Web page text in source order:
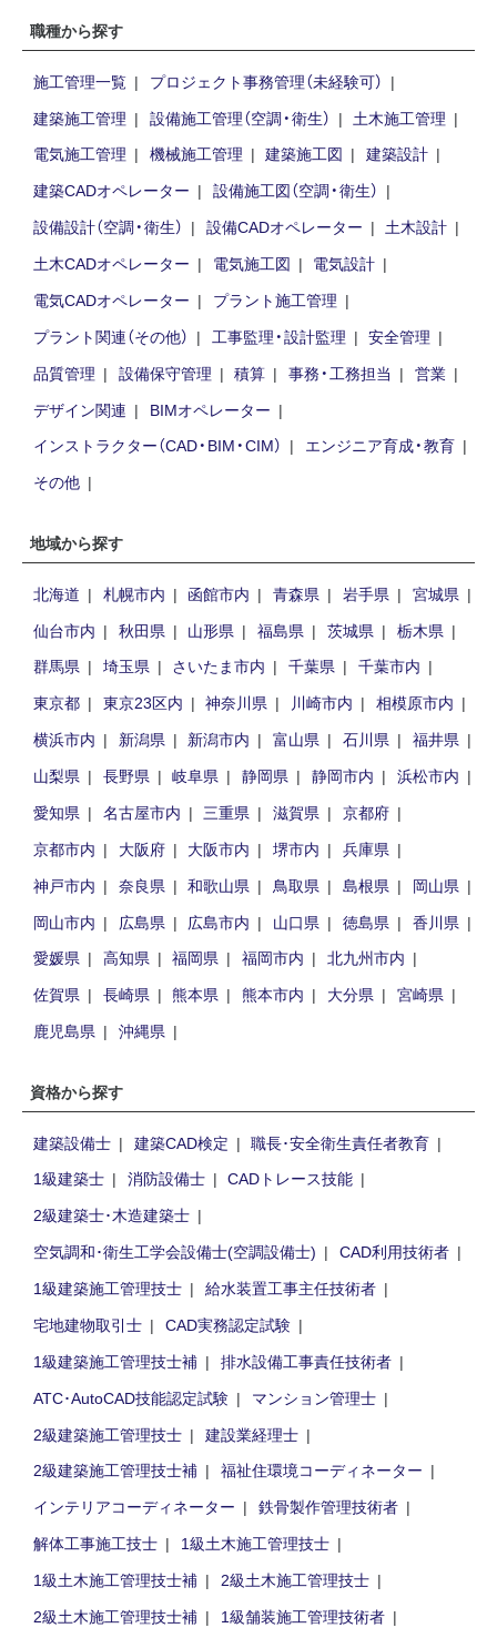
職種から探す
施工管理一覧
プロジェクト事務管理（未経験可）
建築施工管理
設備施工管理（空調・衛生）
土木施工管理
電気施工管理
機械施工管理 建築施工図
建築設計
建築CADオペレーター
設備施工図（空調・衛生）
設備設計（空調・衛生）
設備CADオペレーター
土木設計
土木CADオペレーター
電気施工図
電気設計
電気CADオペレーター
プラント施工管理
プラント関連（その他）
工事監理・設計監理
安全管理
品質管理
設備保守管理 積算 事務・工務担当
営業
デザイン関連
BIMオペレーター
インストラクター（CAD・BIM・CIM）
エンジニア育成・教育
その他
地域から探す
北海道 札幌市内 函館市内 青森県 岩手県
宮城県
仙台市内
秋田県 山形県 福島県 茨城県
栃木県
群馬県
埼玉県 さいたま市内 千葉県
千葉市内
東京都
東京23区内 神奈川県 川崎市内
相模原市内
横浜市内
新潟県 新潟市内 富山県 石川県
福井県
山梨県
長野県 岐阜県 静岡県 静岡市内
浜松市内
愛知県
名古屋市内 三重県 滋賀県
京都府
京都市内
大阪府 大阪市内 堺市内
兵庫県
神戸市内
奈良県 和歌山県 鳥取県 島根県
岡山県
岡山市内
広島県 広島市内 山口県 徳島県
香川県
愛媛県
高知県 福岡県 福岡市内
北九州市内
佐賀県
長崎県 熊本県 熊本市内 大分県
宮崎県
鹿児島県
沖縄県
資格から探す
建築設備士 建築CAD検定
職長･安全衛生責任者教育
1級建築士
消防設備士
CADトレース技能
2級建築士･木造建築士
空気調和･衛生工学会設備士(空調設備士)
CAD利用技術者
1級建築施工管理技士
給水装置工事主任技術者
宅地建物取引士
CAD実務認定試験
1級建築施工管理技士補
排水設備工事責任技術者
ATC･AutoCAD技能認定試験
マンション管理士
2級建築施工管理技士
建設業経理士
2級建築施工管理技士補
福祉住環境コーディネーター
インテリアコーディネーター
鉄骨製作管理技術者
解体工事施工技士
1級土木施工管理技士
1級土木施工管理技士補
2級土木施工管理技士
2級土木施工管理技士補
1級舗装施工管理技術者